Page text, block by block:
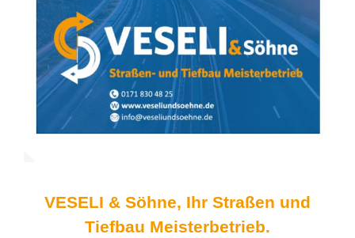
VESELI & Söhne, Ihr Straßen und
Tiefbau Meisterbetrieb.